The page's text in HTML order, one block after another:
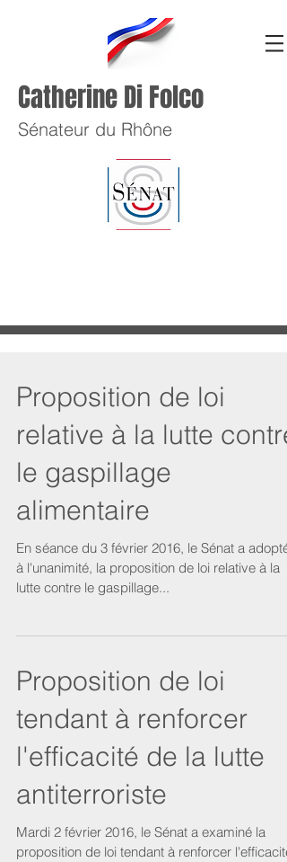
Catherine Di Folco
Sénateur du Rhône
Proposition de loi
relative à la lutte contre
le gaspillage
alimentaire
En séance du 3 février 2016, le Sénat a adopté,
à l'unanimité, la proposition de loi relative à la
lutte contre le gaspillage...
Proposition de loi
tendant à renforcer
l'efficacité de la lutte
antiterroriste
Mardi 2 février 2016, le Sénat a examiné la
proposition de loi tendant à renforcer l'efficacité